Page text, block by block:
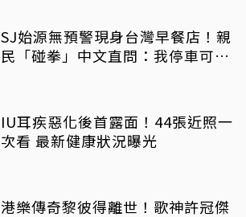
SJ始源無預警現身台灣早餐店！親
民「碰拳」中文直問：我停車可以
IU耳疾惡化後首露面！44張近照一
次看 最新健康狀況曝光
港樂傳奇黎彼得離世！歌神許冠傑